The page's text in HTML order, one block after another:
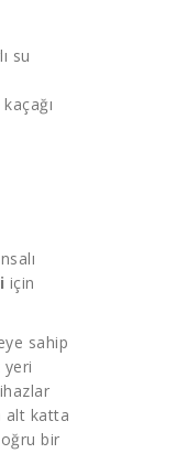
su
için
sahip
alt katta
bir